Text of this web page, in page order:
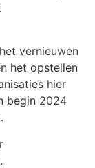
vernieuwen
het opstellen
hier
begin 2024